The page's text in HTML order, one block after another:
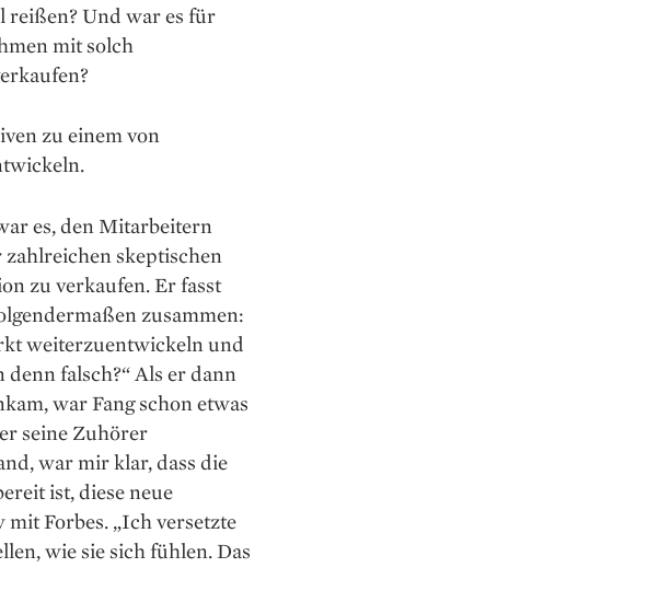
reißen? Und war es für
mit solch
zu einem von
es, den Mitarbeitern
skeptischen
zu verkaufen. Er fasst
zusammen:
weiter­zuentwickeln und
falsch?“ Als er dann
war Fang schon etwas
seine Zuhörer
war mir klar, dass die
ist, diese neue
Forbes. „Ich versetzte
wie sie sich fühlen. Das